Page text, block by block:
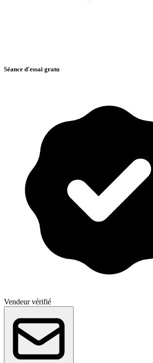
Séance d'essai gratu
Vendeur vérifié